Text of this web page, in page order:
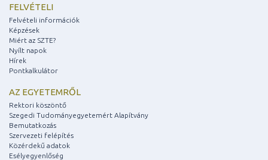
FELVÉTELI
Felvételi információk
Képzések
Miért az SZTE?
Nyílt napok
Hírek
Pontkalkulátor
AZ EGYETEMRŐL
Rektori köszöntő
Szegedi Tudományegyetemért Alapítvány
Bemutatkozás
Szervezeti felépítés
Közérdekű adatok
Esélyegyenlőség